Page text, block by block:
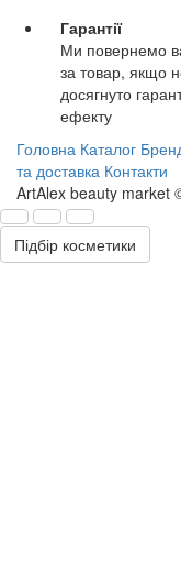
Гарантії
Ми повернемо
за товар, якщо
досягнуто
ефекту
Головна Каталог
та доставка Контакти
ArtAlex beauty market
Підбір косметики